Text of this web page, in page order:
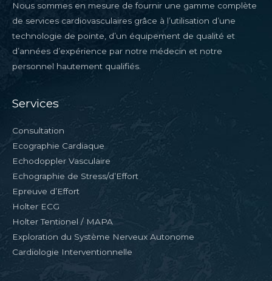
Nous sommes en mesure de fournir une gamme complète
de services cardiovasculaires grâce à l’utilisation d’une
technologie de pointe, d’un équipement de qualité et
d’années d’expérience par notre médecin et notre
personnel hautement qualifiés.
Services
Consultation
Ecographie Cardiaque
Echodoppler Vasculaire
Echographie de Stress/d’Effort
Epreuve d’Effort
Holter ECG
Holter Tentionel / MAPA
Exploration du Système Nerveux Autonome
Cardiologie Interventionnelle